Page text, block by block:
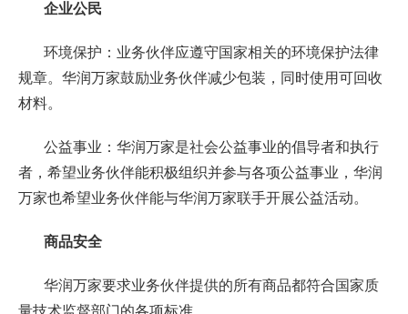
企业公民
环境保护：业务伙伴应遵守国家相关的环境保护法律
规章。华润万家鼓励业务伙伴减少包装，同时使用可回收
材料。
公益事业：华润万家是社会公益事业的倡导者和执行
者，希望业务伙伴能积极组织并参与各项公益事业，华润
万家也希望业务伙伴能与华润万家联手开展公益活动。
商品安全
华润万家要求业务伙伴提供的所有商品都符合国家质
量技术监督部门的各项标准。